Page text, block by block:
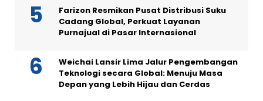
Farizon Resmikan Pusat Distribusi Suku
Cadang Global, Perkuat Layanan
Purnajual di Pasar Internasional
Weichai Lansir Lima Jalur Pengembangan
Teknologi secara Global: Menuju Masa
Depan yang Lebih Hijau dan Cerdas